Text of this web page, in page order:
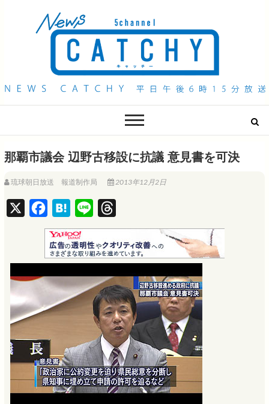
QAB NEWS Headline
那覇市議会 辺野古移設に抗議 意見書を可決
琉球朝日放送 報道制作局 2013年12月2日
a
c
e
b
o
H
a
t
e
n
a
i
n
e
h
r
e
a
d
s